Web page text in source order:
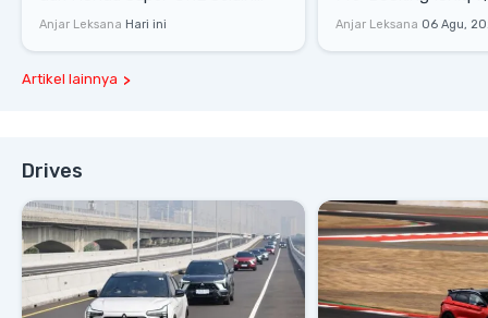
Harga
Anjar Leksana Hari ini
Rp1,49 Miliar
Anjar Leksana 06 Agu,
Artikel lainnya
Drives